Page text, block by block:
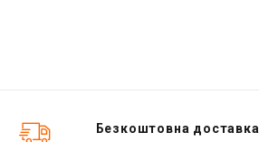
Безкоштовна доставка